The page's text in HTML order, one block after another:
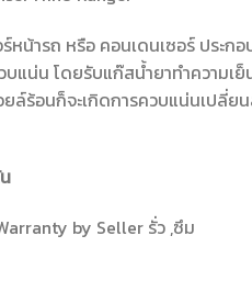
หน้ารถ หรือ คอนเดนเซอร์ ประก
บแน่น โดยรับแก๊สน้ำยาทำความ
ล์ร้อนก็จะเกิดการควบแน่นเปลี่ย
by Seller รั่ว ,ซึม